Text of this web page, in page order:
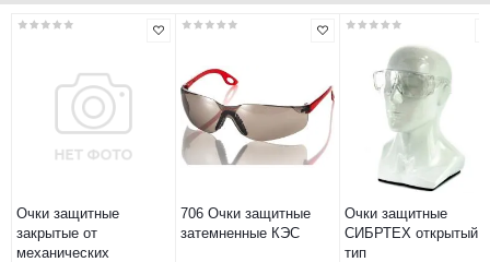
Очки защитные
закрытые от
механических
706 Очки защитные
затемненные КЭС
Очки защитные
СИБРТЕХ открытый
тип